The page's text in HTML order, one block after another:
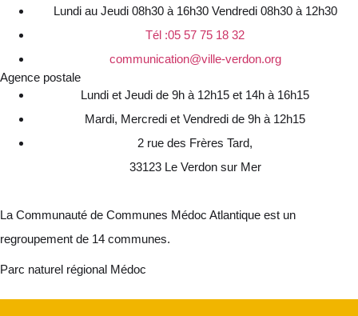
Lundi au Jeudi 08h30 à 16h30 Vendredi 08h30 à 12h30
Tél :05 57 75 18 32
communication@ville-verdon.org
Agence postale
Lundi et Jeudi de 9h à 12h15 et 14h à 16h15
Mardi, Mercredi et Vendredi de 9h à 12h15
2 rue des Frères Tard,
33123 Le Verdon sur Mer
La Communauté de Communes Médoc Atlantique est un
regroupement de 14 communes.
Parc naturel régional Médoc